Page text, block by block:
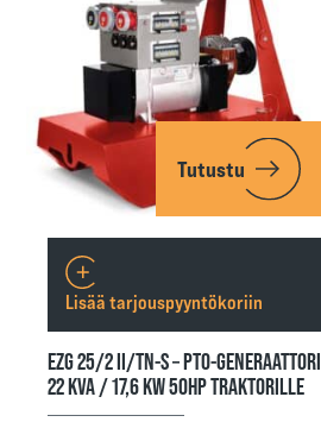
Tutustu
EZG 25/2 II/TN-S – PTO-GENERAATTORI
22 KVA / 17,6 KW 50HP TRAKTORILLE
Lisää tarjouspyyntökoriin